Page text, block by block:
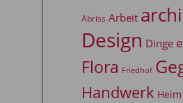
Abriss Arbeit
Design Dinge
Flora Friedhof
Handwerk Heim